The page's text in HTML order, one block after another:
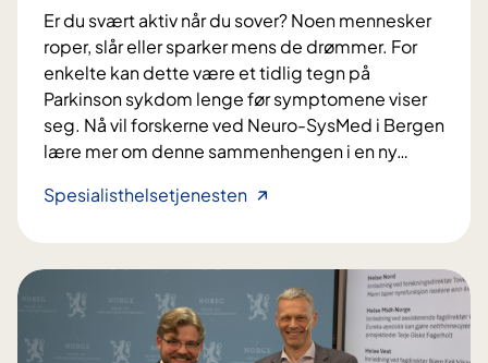
e
?
n
e
n
Er du svært aktiv når du sover? Noen mennesker
roper, slår eller sparker mens de drømmer. For
enkelte kan dette være et tidlig tegn på
Parkinson sykdom lenge før symptomene viser
seg. Nå vil forskerne ved Neuro-SysMed i Bergen
lære mer om denne sammenhengen i en ny…
SpesialisthelsetjenestenK
b
l
e
r
u